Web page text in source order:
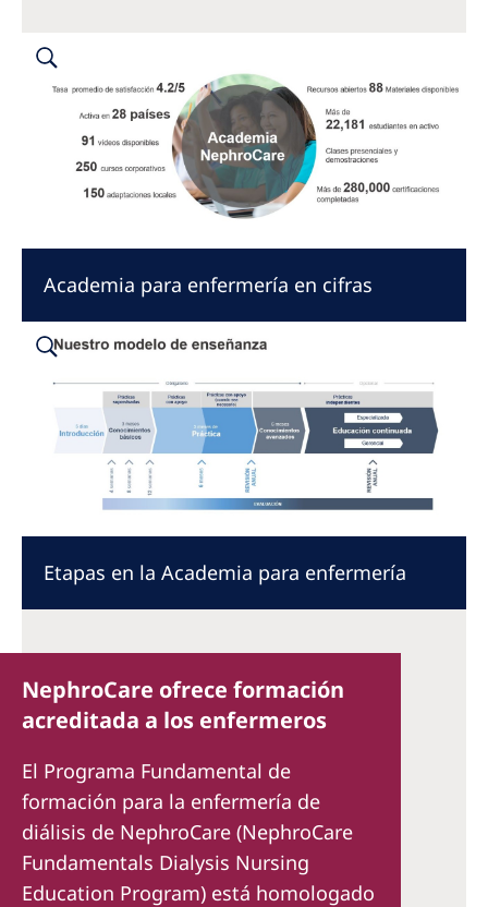
Academia para enfermería en cifras
Etapas en la Academia para enfermería
NephroCare ofrece formación
acreditada a los enfermeros
El Programa Fundamental de
formación para la enfermería de
diálisis de NephroCare (NephroCare
Fundamentals Dialysis Nursing
Education Program) está homologado